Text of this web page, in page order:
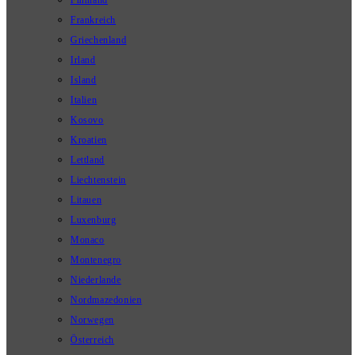
Frankreich
Griechenland
Irland
Island
Italien
Kosovo
Kroatien
Lettland
Liechtenstein
Litauen
Luxenburg
Monaco
Montenegro
Niederlande
Nordmazedonien
Norwegen
Österreich